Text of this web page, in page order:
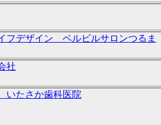
フデザイン ベルビルサロンつるま
社
たさか歯科医院